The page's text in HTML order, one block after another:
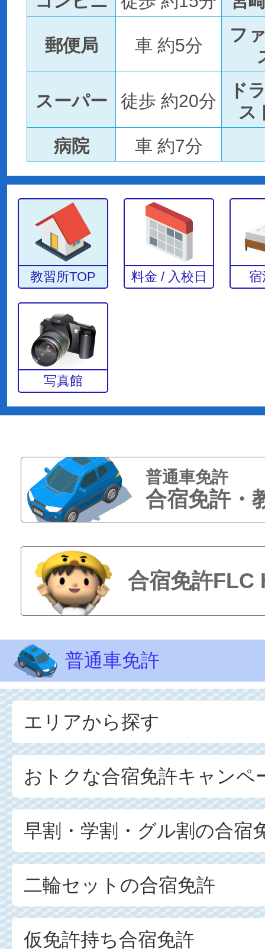
郵便局 車 約5分
フ
スーパー 徒歩 約20分
ド
ス
病院
車 約7分
教習所TOP 料金 / 入校日 宿
写真館
普通車免許
合宿免許・
合宿免許FLC
普通車免許
エリアから探す
おトクな合宿免許キャンペ
早割・学割・グル割の合宿
二輪セットの合宿免許
仮免許持ち合宿免許